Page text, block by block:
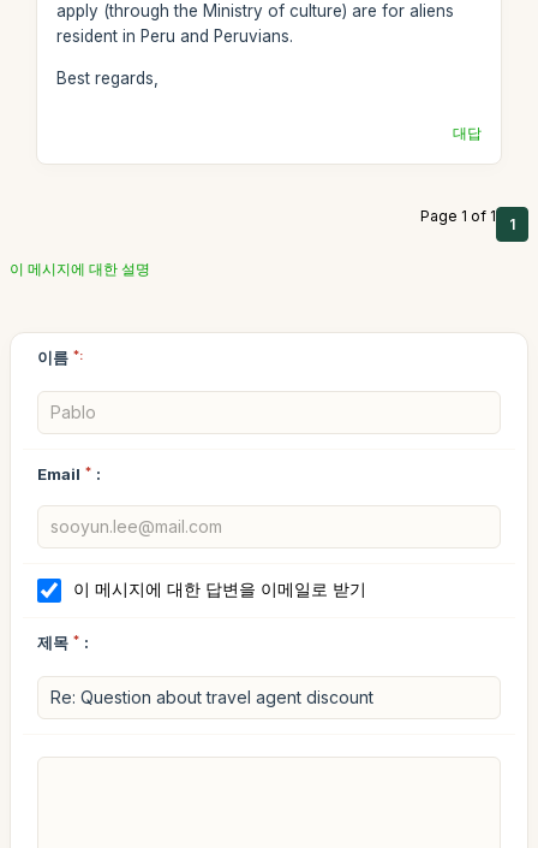
apply (through the Ministry of culture) are for aliens
resident in Peru and Peruvians.
Best regards,
대답
Page 1 of 1 1
이 메시지에 대한 설명
이름 *:
Email * :
이 메시지에 대한 답변을 이메일로 받기
제목 * :